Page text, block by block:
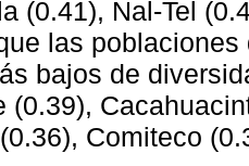
(0.41), Nal-Tel
las
bajos de
(0.39),
Comiteco